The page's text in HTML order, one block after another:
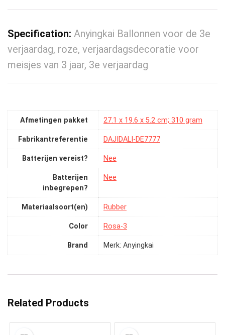
Specification: Anyingkai Ballonnen voor de 3e
verjaardag, roze, verjaardagsdecoratie voor
meisjes van 3 jaar, 3e verjaardag
Afmetingen pakket ‎27.1 x 19.6 x 5.2 cm; 310 gram
Fabrikantreferentie ‎DAJIDALI-DE7777
Batterijen vereist? ‎Nee
Batterijen
inbegrepen?
‎Nee
Materiaalsoort(en) ‎Rubber
Color ‎Rosa-3
Brand Merk: Anyingkai
Related Products